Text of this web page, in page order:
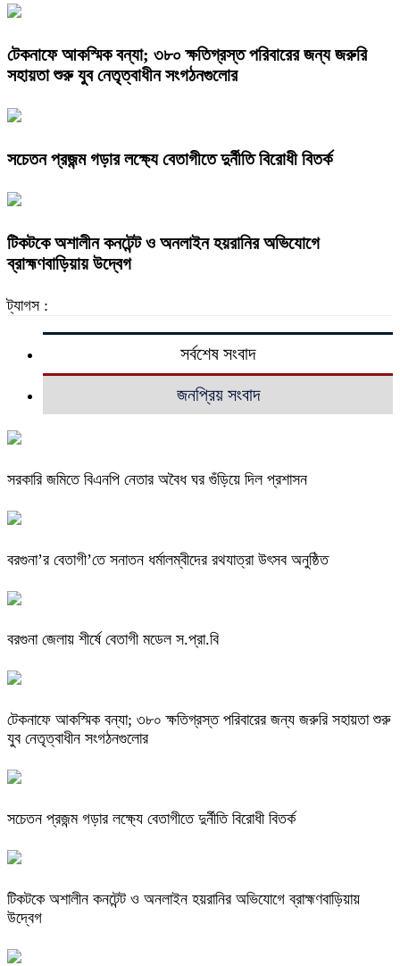
টেকনাফে আকস্মিক বন্যা; ৩৮০ ক্ষতিগ্রস্ত পরিবারের জন্য জরুরি
সহায়তা শুরু যুব নেতৃত্বাধীন সংগঠনগুলোর
সচেতন প্রজন্ম গড়ার লক্ষ্যে বেতাগীতে দুর্নীতি বিরোধী বিতর্ক
টিকটকে অশালীন কনটেন্ট ও অনলাইন হয়রানির অভিযোগে
ব্রাহ্মণবাড়িয়ায় উদ্বেগ
ট্যাগস :
সর্বশেষ সংবাদ
জনপ্রিয় সংবাদ
সরকারি জমিতে বিএনপি নেতার অবৈধ ঘর গুঁড়িয়ে দিল প্রশাসন
বরগুনা’র বেতাগী’তে সনাতন ধর্মালম্বীদের রথযাত্রা উৎসব অনুষ্ঠিত
বরগুনা জেলায় শীর্ষে বেতাগী মডেল স.প্রা.বি
টেকনাফে আকস্মিক বন্যা; ৩৮০ ক্ষতিগ্রস্ত পরিবারের জন্য জরুরি সহায়তা শুরু
যুব নেতৃত্বাধীন সংগঠনগুলোর
সচেতন প্রজন্ম গড়ার লক্ষ্যে বেতাগীতে দুর্নীতি বিরোধী বিতর্ক
টিকটকে অশালীন কনটেন্ট ও অনলাইন হয়রানির অভিযোগে ব্রাহ্মণবাড়িয়ায়
উদ্বেগ